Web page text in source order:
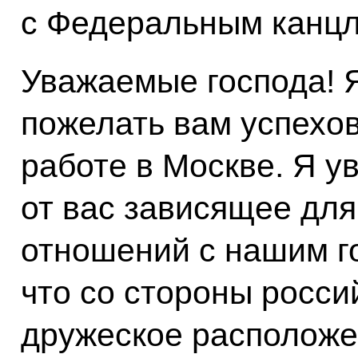
с Федеральным
Уважаемые господа!
пожелать вам
работе в Москве. Я
от вас зависящее
отношений с нашим
что со стороны
дружеское